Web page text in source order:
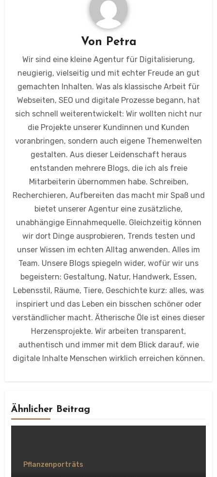
Von Petra
Wir sind eine kleine Agentur für Digitalisierung,
neugierig, vielseitig und mit echter Freude an gut
gemachten Inhalten. Was als klassische Arbeit für
Webseiten, SEO und digitale Prozesse begann, hat
sich schnell weiterentwickelt: Wir wollten nicht nur
die Projekte unserer Kundinnen und Kunden
voranbringen, sondern auch eigene Themenwelten
gestalten. Aus dieser Leidenschaft heraus
entstanden mehrere Blogs, die ich als freie
Mitarbeiterin übernommen habe. Schreiben,
Recherchieren, Aufbereiten das macht mir Spaß und
bietet unserer Agentur eine zusätzliche,
unabhängige Einnahmequelle. Gleichzeitig können
wir dort Dinge ausprobieren, Trends testen und
unser Wissen im echten Alltag anwenden. Alles im
Team. Unsere Blogs spiegeln wider, wofür wir uns
begeistern: Gestaltung, Natur, Handwerk, Essen,
Lebensstil, Räume, Tiere, Geschichte kurz: alles, was
inspiriert und das Leben ein bisschen schöner oder
verständlicher macht. Ätherische Öle ist eines dieser
Herzensprojekte. Wir arbeiten transparent,
authentisch und immer mit dem Blick darauf, wie
digitale Inhalte Menschen wirklich erreichen können.
Ähnlicher Beitrag
Pflanzenporträts